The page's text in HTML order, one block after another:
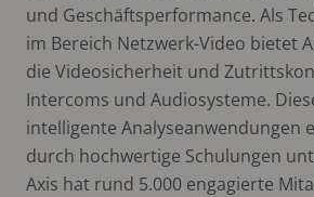
und Geschäftsperformance. Als
im Bereich Netzwerk-Video bietet
die Videosicherheit und
Intercoms und Audiosysteme.
intelligente Analyseanwendungen
durch hochwertige Schulungen
Axis hat rund 5.000 engagierte